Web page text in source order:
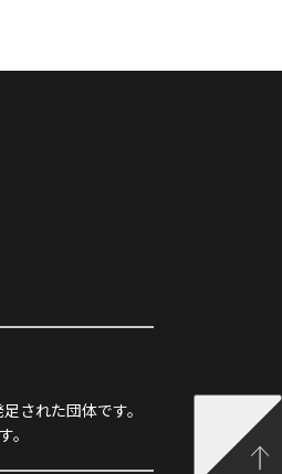
された団体です。
。